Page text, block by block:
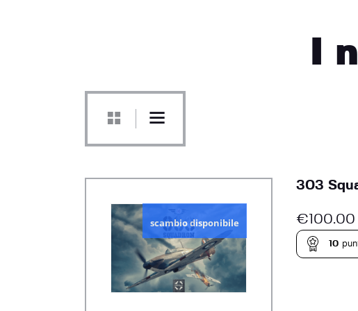
I
scambio disponibile
303
€100.00
10